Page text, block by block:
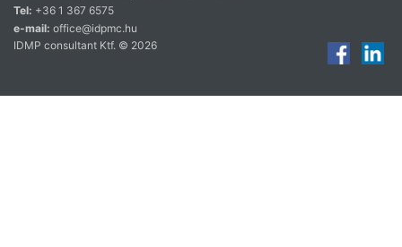
Tel: +36 1 367 6575
e-mail: office@idpmc.hu
IDMP consultant Ktf. © 2026